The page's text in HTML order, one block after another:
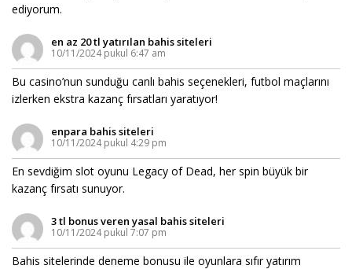
ediyorum.
en az 20 tl yatırılan bahis siteleri
10/11/2024 pukul 6:47 am
Bu casino’nun sunduğu canlı bahis seçenekleri, futbol maçlarını
izlerken ekstra kazanç fırsatları yaratıyor!
enpara bahis siteleri
10/11/2024 pukul 4:29 pm
En sevdiğim slot oyunu Legacy of Dead, her spin büyük bir
kazanç fırsatı sunuyor.
3 tl bonus veren yasal bahis siteleri
10/11/2024 pukul 7:07 pm
Bahis sitelerinde deneme bonusu ile oyunlara sıfır yatırım